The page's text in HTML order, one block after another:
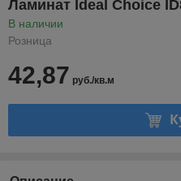
Ламинат Ideal Choice
В наличии
Розница
42,87 руб./кв.м